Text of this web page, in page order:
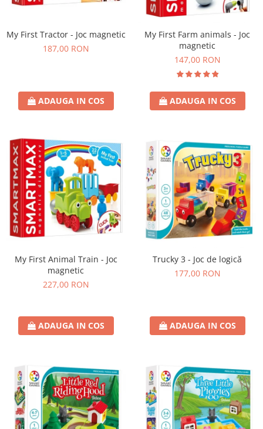
My First Tractor - Joc magnetic
187,00 RON
ADAUGA IN COS
My First Farm animals - Joc
magnetic
147,00 RON
ADAUGA IN COS
My First Animal Train - Joc
magnetic
227,00 RON
ADAUGA IN COS
Trucky 3 - Joc de logică
177,00 RON
ADAUGA IN COS